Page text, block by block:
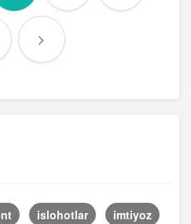
islohotlar
imtiyoz